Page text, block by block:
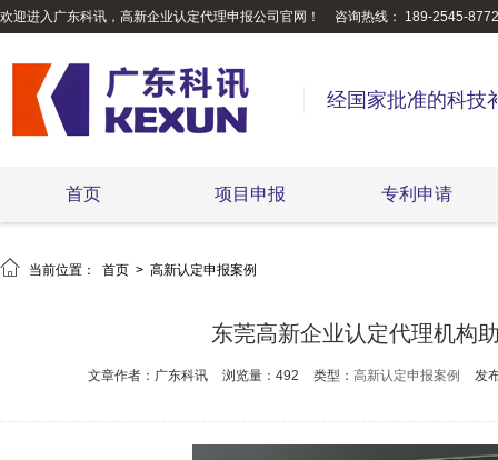
欢迎进入广东科讯，高新企业认定代理申报公司官网！ 咨询热线： 189-2545-8772
经国家批准的科技
首页 项目申报 专利申请
 当前位置： 首页 > 高新认定申报案例
东莞高新企业认定代理机构
文章作者：广东科讯 浏览量：492 类型： 高新认定申报案例 发